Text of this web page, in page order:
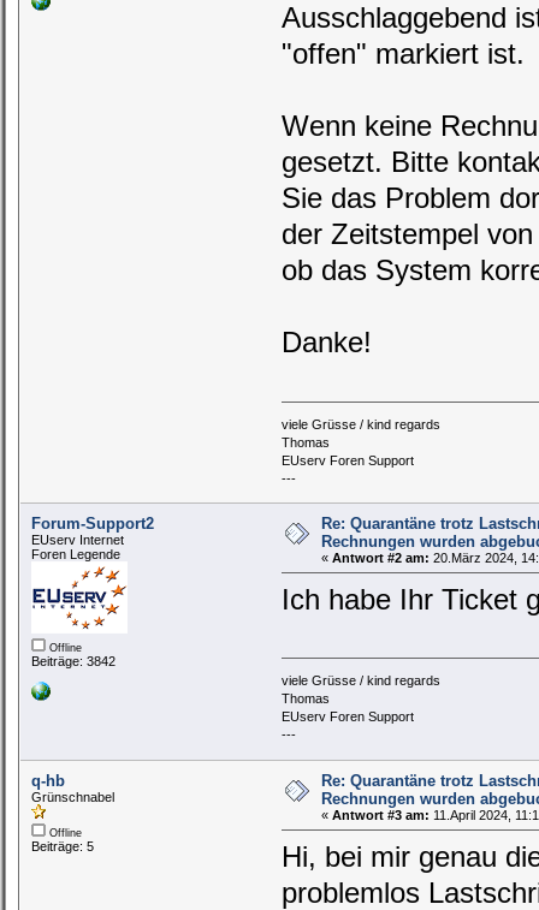
Ausschlaggebend
"offen" markiert ist.
Wenn keine
gesetzt. Bitte
Sie das Problem
der Zeitstempel
ob das System
Danke!
viele Grüsse / kind regards
Thomas
EUserv Foren Support
---
Forum-Support2
EUserv Internet
Foren Legende
Offline
Beiträge: 3842
Re: Quarantäne trotz
Rechnungen wurden
« Antwort #2 am: 20.März 2024,
Ich habe Ihr Ticket
viele Grüsse / kind regards
Thomas
EUserv Foren Support
---
q-hb
Grünschnabel
Offline
Beiträge: 5
Re: Quarantäne trotz
Rechnungen wurden
« Antwort #3 am: 11.April 2024,
Hi, bei mir genau
problemlos